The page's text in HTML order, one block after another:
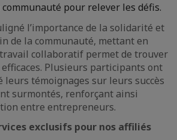
pour relever les défis.
l’importance de la solidarité et
de la communauté, mettant en
collaboratif permet de trouver
Plusieurs participants ont
leurs témoignages sur leurs succès
surmontés, renforçant ainsi
entre entrepreneurs.
exclusifs pour nos affiliés